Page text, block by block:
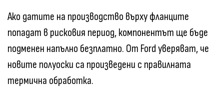
Ако датите на производство върху фланците
попадат в рисковия период, компонентът ще бъде
подменен напълно безплатно. От Ford уверяват, че
новите полуоски са произведени с правилната
термична обработка.